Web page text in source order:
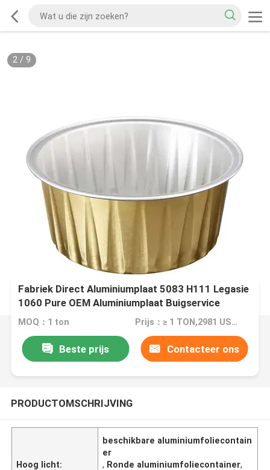
2/ 9
Fabriek Direct Aluminiumplaat 5083 H111 Legasie
1060 Pure OEM Aluminiumplaat Buigservice
MOQ：1 ton Prijs：≥ 1 TON,2981 USD; ≥10TON,2691 USD; ≥25TON,2198USD
Beste prijs Contacteer ons
PRODUCTOMSCHRIJVING
Hoog licht:
beschikbare aluminiumfoliecontain
er
, Ronde aluminiumfoliecontainer,